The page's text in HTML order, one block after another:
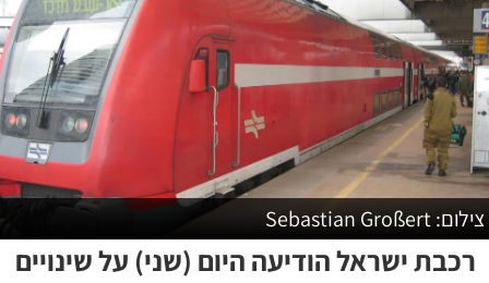
צילום: Sebastian Großert
רכבת ישראל הודיעה היום (שני) על שינויים